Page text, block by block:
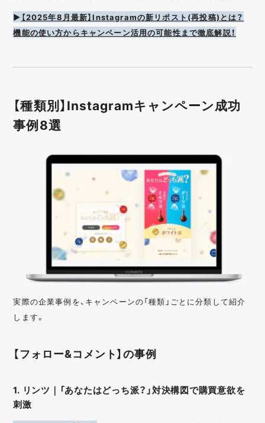
▶︎ 【2025年8月最新】Instagramの新リポスト(再投稿)とは？
機能の使い方からキャンペーン活用の可能性まで徹底解説！
【種類別】Instagramキャンペーン成功
事例8選
実際の企業事例を、キャンペーンの「種類」ごとに分類して紹介
します。
【フォロー&コメント】の事例
1. リンツ｜「あなたはどっち派？」対決構図で購買意欲を
刺激